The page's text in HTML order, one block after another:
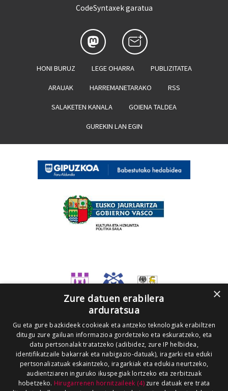
CodeSyntaxek garatua
HONI BURUZ LEGE OHARRA PUBLIZITATEA
ARAUAK HARREMANETARAKO RSS
SALAKETEN KANALA GOIENA TALDEA
GUREKIN LAN EGIN
×
Zure datuen erabilera
arduratsua
Gu eta gure bazkideek cookieak eta antzeko teknologiak erabiltzen
ditugu zure gailuan informazioa gordetzeko eta eskuratzeko, eta
datu pertsonalak tratatzeko (adibidez, zure IP helbidea,
identifikatzaile bakarrak eta nabigazio-datuak), iragarki eta eduki
pertsonalizatuak eskaintzeko, iragarkiak eta edukia neurtzeko,
audientziaren inguruko ikuspegiak lortzeko eta zerbitzuak
hobetzeko. Hirugarrenen hornitzaileek (4)zure datuak ere trata